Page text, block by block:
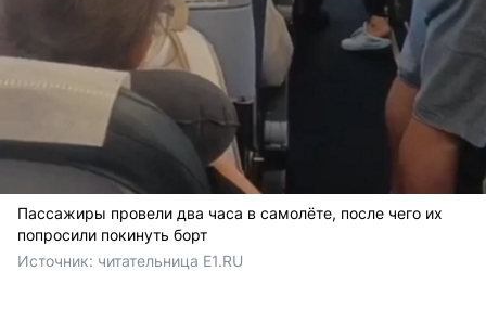
Пассажиры провели два часа в самолёте, после чего их
попросили покинуть борт
Источник: читательница E1.RU